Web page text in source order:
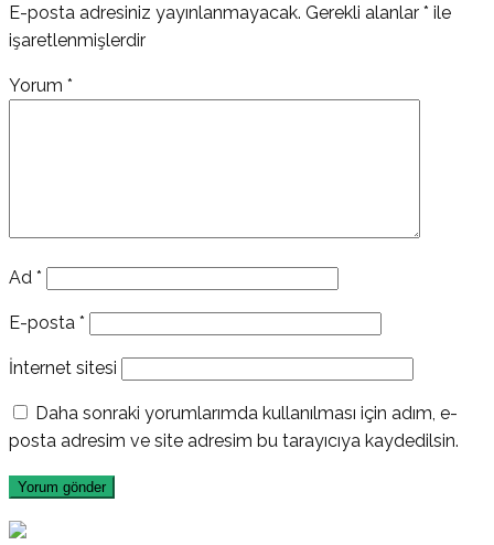
E-posta adresiniz yayınlanmayacak. Gerekli alanlar * ile
işaretlenmişlerdir
Yorum *
Ad *
E-posta *
İnternet sitesi
Daha sonraki yorumlarımda kullanılması için adım, e-
posta adresim ve site adresim bu tarayıcıya kaydedilsin.